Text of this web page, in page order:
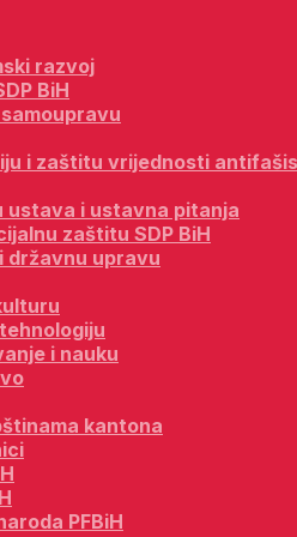
razvoj
BiH
i zaštitu vrijednosti
ustava i ustavna pitanja
zaštitu SDP BiH
državnu upravu
i nauku
kantona
PFBiH